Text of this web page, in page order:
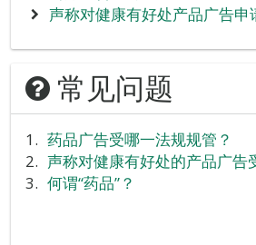
声称对健康有好处产品广告申
常见问题
药品广告受哪一法规规管？
声称对健康有好处的产品广告
何谓“药品”？